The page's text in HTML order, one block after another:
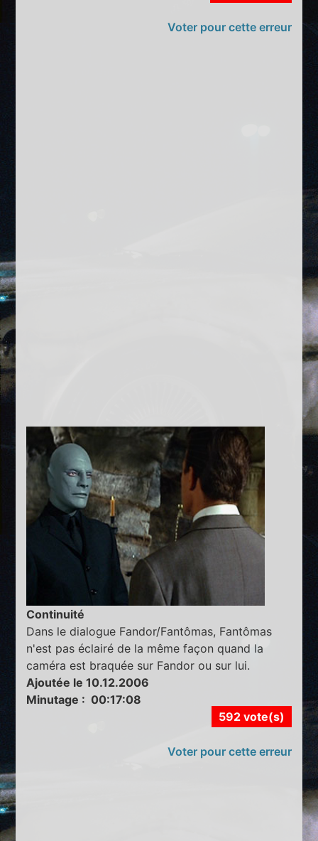
Voter pour cette erreur
Continuité
Dans le dialogue Fandor/Fantômas, Fantômas
n'est pas éclairé de la même façon quand la
caméra est braquée sur Fandor ou sur lui.
Ajoutée le 10.12.2006
Minutage : 00:17:08
592 vote(s)
Voter pour cette erreur